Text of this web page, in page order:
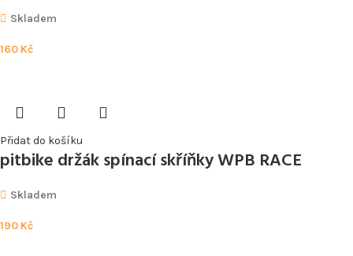
Skladem
160 Kč
Přidat do košíku
pitbike držák spínací skříňky WPB RACE
Skladem
190 Kč